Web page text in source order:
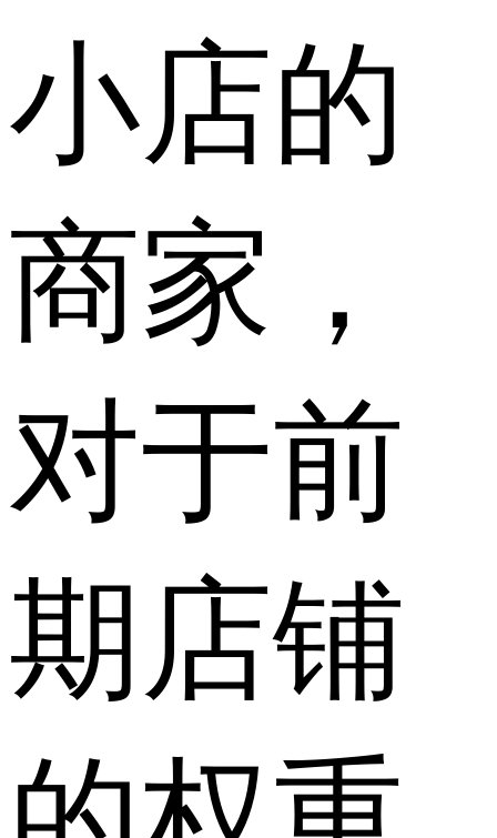
小店的
商家，
对于前
期店铺